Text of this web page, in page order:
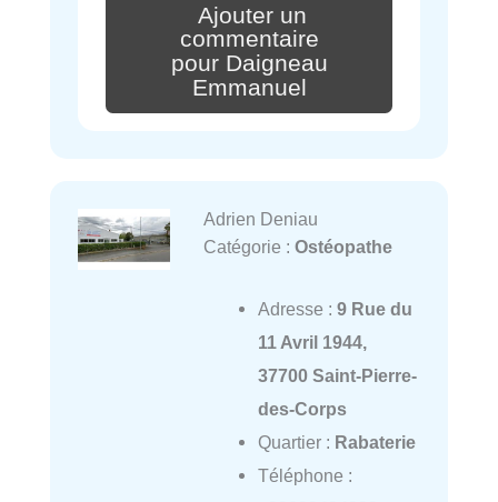
Ajouter un
commentaire
pour Daigneau
Emmanuel
Adrien Deniau
Catégorie : Ostéopathe
Adresse : 9 Rue du
11 Avril 1944,
37700 Saint-Pierre-
des-Corps
Quartier : Rabaterie
Téléphone :